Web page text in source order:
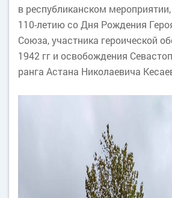
в республиканском
110-летию со Дня Рождения
Союза, участника героической
1942 гг и освобождения
ранга Астана Николаевича